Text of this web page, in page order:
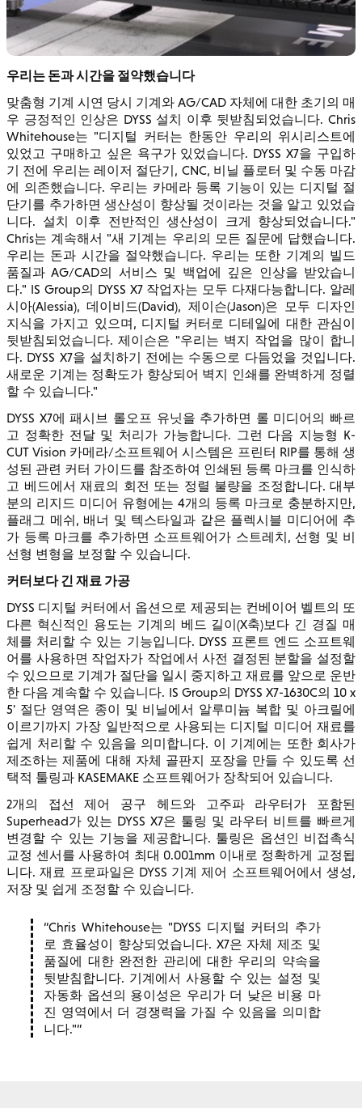
우리는 돈과 시간을 절약했습니다
맞춤형 기계 시연 당시 기계와 AG/CAD 자체에 대한 초기의 매
우 긍정적인 인상은 DYSS 설치 이후 뒷받침되었습니다. Chris
Whitehouse는 "디지털 커터는 한동안 우리의 위시리스트에
있었고 구매하고 싶은 욕구가 있었습니다. DYSS X7을 구입하
기 전에 우리는 레이저 절단기, CNC, 비닐 플로터 및 수동 마감
에 의존했습니다. 우리는 카메라 등록 기능이 있는 디지털 절
단기를 추가하면 생산성이 향상될 것이라는 것을 알고 있었습
니다. 설치 이후 전반적인 생산성이 크게 향상되었습니다."
Chris는 계속해서 "새 기계는 우리의 모든 질문에 답했습니다.
우리는 돈과 시간을 절약했습니다. 우리는 또한 기계의 빌드
품질과 AG/CAD의 서비스 및 백업에 깊은 인상을 받았습니
다." IS Group의 DYSS X7 작업자는 모두 다재다능합니다. 알레
시아(Alessia), 데이비드(David), 제이슨(Jason)은 모두 디자인
지식을 가지고 있으며, 디지털 커터로 디테일에 대한 관심이
뒷받침되었습니다. 제이슨은 "우리는 벽지 작업을 많이 합니
다. DYSS X7을 설치하기 전에는 수동으로 다듬었을 것입니다.
새로운 기계는 정확도가 향상되어 벽지 인쇄를 완벽하게 정렬
할 수 있습니다."
DYSS X7에 패시브 롤오프 유닛을 추가하면 롤 미디어의 빠르
고 정확한 전달 및 처리가 가능합니다. 그런 다음 지능형 K-
CUT Vision 카메라/소프트웨어 시스템은 프린터 RIP를 통해 생
성된 관련 커터 가이드를 참조하여 인쇄된 등록 마크를 인식하
고 베드에서 재료의 회전 또는 정렬 불량을 조정합니다. 대부
분의 리지드 미디어 유형에는 4개의 등록 마크로 충분하지만,
플래그 메쉬, 배너 및 텍스타일과 같은 플렉시블 미디어에 추
가 등록 마크를 추가하면 소프트웨어가 스트레치, 선형 및 비
선형 변형을 보정할 수 있습니다.
커터보다 긴 재료 가공
DYSS 디지털 커터에서 옵션으로 제공되는 컨베이어 벨트의 또
다른 혁신적인 용도는 기계의 베드 길이(X축)보다 긴 경질 매
체를 처리할 수 있는 기능입니다. DYSS 프론트 엔드 소프트웨
어를 사용하면 작업자가 작업에서 사전 결정된 분할을 설정할
수 있으므로 기계가 절단을 일시 중지하고 재료를 앞으로 운반
한 다음 계속할 수 있습니다. IS Group의 DYSS X7-1630C의 10 x
5' 절단 영역은 종이 및 비닐에서 알루미늄 복합 및 아크릴에
이르기까지 가장 일반적으로 사용되는 디지털 미디어 재료를
쉽게 처리할 수 있음을 의미합니다. 이 기계에는 또한 회사가
제조하는 제품에 대해 자체 골판지 포장을 만들 수 있도록 선
택적 툴링과 KASEMAKE 소프트웨어가 장착되어 있습니다.
2개의 접선 제어 공구 헤드와 고주파 라우터가 포함된
Superhead가 있는 DYSS X7은 툴링 및 라우터 비트를 빠르게
변경할 수 있는 기능을 제공합니다. 툴링은 옵션인 비접촉식
교정 센서를 사용하여 최대 0.001mm 이내로 정확하게 교정됩
니다. 재료 프로파일은 DYSS 기계 제어 소프트웨어에서 생성,
저장 및 쉽게 조정할 수 있습니다.
Chris Whitehouse는 "DYSS 디지털 커터의 추가
로 효율성이 향상되었습니다. X7은 자체 제조 및
품질에 대한 완전한 관리에 대한 우리의 약속을
뒷받침합니다. 기계에서 사용할 수 있는 설정 및
자동화 옵션의 용이성은 우리가 더 낮은 비용 마
진 영역에서 더 경쟁력을 가질 수 있음을 의미합
니다."